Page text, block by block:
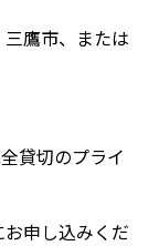
鷹市、または
貸切のプライ
申し込みくだ